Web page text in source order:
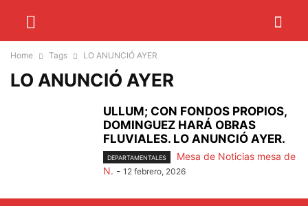
Home Tags LO ANUNCIÓ AYER
LO ANUNCIÓ AYER
ULLUM; CON FONDOS PROPIOS,
DOMINGUEZ HARÁ OBRAS
FLUVIALES. LO ANUNCIÓ AYER.
DEPARTAMENTALES
Mesa de Noticias mesa de
N. - 12 febrero, 2026